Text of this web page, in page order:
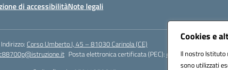
Cookies e
Il nostro Istituto
sono utilizzati
di accessibilitàNote legali
Indirizzo: Corso Umberto I, 45 – 81030 Carinola (CE)
Posta elettronica certificata (PEC):